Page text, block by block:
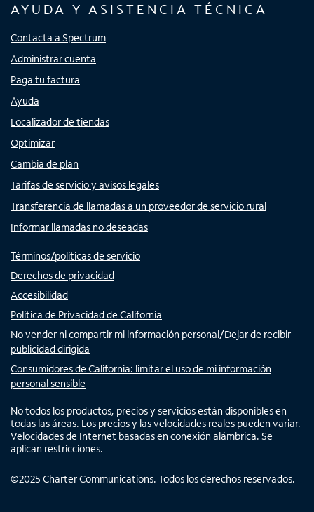
AYUDA Y ASISTENCIA TÉCNICA
Contacta a Spectrum
Administrar cuenta
Paga tu factura
Ayuda
Localizador de tiendas
Optimizar
Cambia de plan
Tarifas de servicio y avisos legales
Transferencia de llamadas a un proveedor de servicio rural
Informar llamadas no deseadas
Términos/políticas de servicio
Derechos de privacidad
Accesibilidad
Política de Privacidad de California
No vender ni compartir mi información personal/Dejar de recibir
publicidad dirigida
Consumidores de California: limitar el uso de mi información
personal sensible
No todos los productos, precios y servicios están disponibles en
todas las áreas. Los precios y las velocidades reales pueden variar.
Velocidades de Internet basadas en conexión alámbrica. Se
aplican restricciones.
©2025 Charter Communications. Todos los derechos reservados.